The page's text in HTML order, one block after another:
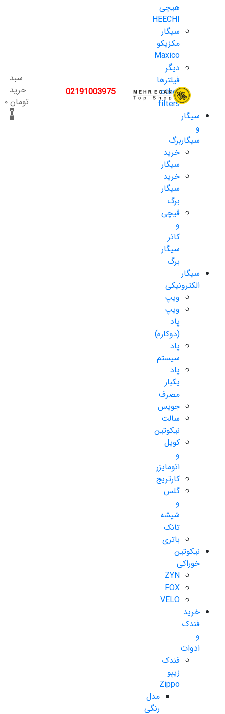
هیچی
HEECHI
سیگار
مکزیکو
Maxico
دیگر
فیلترها
other
filters
سیگار
و
سیگاربرگ
خرید
سیگار
خرید
سیگار
برگ
قیچی
و
کاتر
سیگار
برگ
سیگار
الکترونیکی
ویپ
ویپ
پاد
(دوکاره)
پاد
سیستم
پاد
یکبار
مصرف
جویس
سالت
نیکوتین
کویل
و
اتومایزر
کارتریج
گلس
و
شیشه
تانک
باتری
نیکوتین
خوراکی
ZYN
FOX
VELO
خرید
فندک
و
ادوات
فندک
زیپو
Zippo
مدل
رنگی
02191003975
سبد
خرید
تومان۰
0